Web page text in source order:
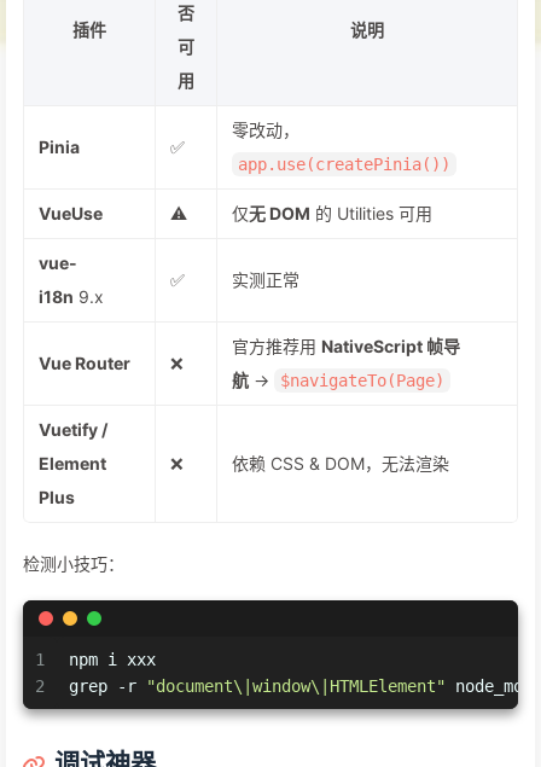
插件
否
可
用
说明
Pinia ✅
零改动，
app.use(createPinia())
VueUse ⚠️ 仅无 DOM 的 Utilities 可用
vue-
i18n 9.x
✅ 实测正常
Vue Router ❌
官方推荐用 NativeScript 帧导
航 → $navigateTo(Page)
Vuetify /
Element
Plus
❌ 依赖 CSS & DOM，无法渲染
检测小技巧：
1
2
npm i xxx
grep -r
"document\|window\|HTMLElement"